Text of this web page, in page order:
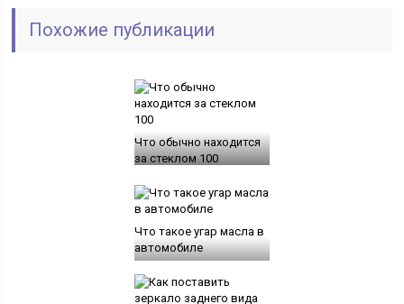
Похожие публикации
Что обычно находится
за стеклом 100
Что такое угар масла в
автомобиле